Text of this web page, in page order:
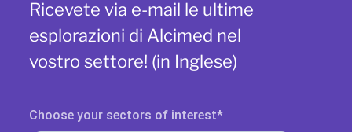
Ricevete via e-mail le ultime
esplorazioni di Alcimed nel
vostro settore! (in Inglese)
Choose your sectors of interest